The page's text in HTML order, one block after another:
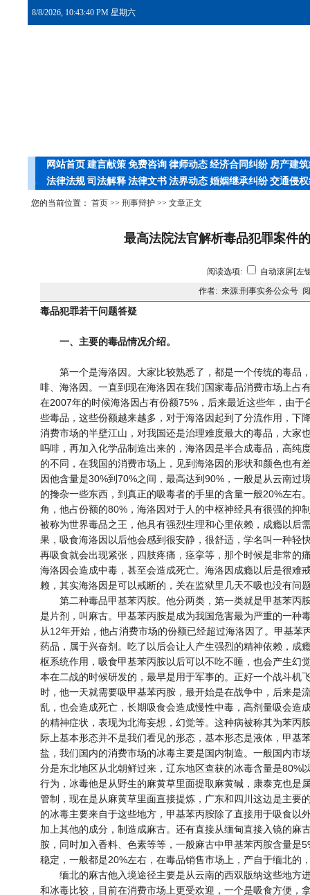
8/8/2026, 10:43:41 PM 星期六
网站首页 建言献策 免费咨询 律师动态 经济合同纠纷 房产建
法律法规 司法解释 法律文书 法界动态 婚姻继承纠纷 交通侵
您的当前位置： 首页 >> 刑事辩护 >> 文章正文
最高法院法官解析毒品犯罪案件
阅读选项:
自动滚屏[左
作者: 来源:刑事实务公众号
毒品犯罪若干问题答疑
一、主要的毒品情况介绍。
第一个是海洛因。大家比较熟悉了，都是一个传统的毒品
啡、海洛因。一直到现在海洛因在我们国家毒品消费市场上占
在2007年的时候海洛因占有份额75%，后来最近这些年，由
些毒品，这些份额越来越多，对于海洛因起到了分流作用，下
消费市场的半壁江山，对我国还是治理难度最大的毒品，大家
吗啡，再加入化学品制造出来的，海洛因是半合成毒品，高纯
的不同，在我国的消费市场上，见到海洛因的形状和颜色也有
因他含量是30%到70%之间，最高达到90%，一般是从云南过
的搀杂一些东西，到真正的吸毒者的手里的含量一般20%左右
角，他占份额的80%，海洛因对于人的中枢神经具有很强的抑
被称为世界毒品之王，他具有强烈生理和心里依赖，成瘾以后
果，吸食海洛因以后他会感到很安静，很舒适，学名叫一种轻
再吸食就会出现紧张，四肢疼痛，痉挛等，那个时候是非常的
海洛因会造成中毒，甚至会造成死亡。海洛因成瘾以后是很难
赖，其实海洛因是可以戒断的，关在监狱里几天不吸也没有问
第二种毒品甲基苯丙胺。他分两类，第一类就是甲基苯丙
是片剂，叫麻古。甲基苯丙胺是成为我国危害最为严重的一种
从12年开始，他占消费市场的份额已经超过海洛因了。甲基苯
药品，属于兴奋剂。吃了以后会让人产生强烈的精神依赖，成
枢系统作用，吸食甲基苯丙胺以后可以不吃不睡，也会产生幻
本在二战的时候研发的，最早是用于军事的。正好一个战斗机
时，他一天就需要吸甲基苯丙胺，最开始是在战争中，后来是
乱，也会造成死亡，长期吸食会造成慢性中毒，高剂量吸会造
的精神症状，表现为北海妄想，幻觉等。这种病被称其为苯丙
际上基本形态并不是我们看见的形态，基本形态是液体，甲基
盐，我们国内的消费市场的冰毒主要是国内制造。一般国内市
分是东北地区从北朝鲜过来，辽东地区查获的冰毒含量是80%
行为，冰毒他是从野生的麻黄草里面提取麻黄碱，康泰克也是
管制，现在是从麻黄草里面直接提炼，广东和四川这边是主要
的冰毒主要来自于这些地方，甲基苯丙胺除了直接用于吸食以
加上其他的成分，制造成麻古。还有直接从缅甸直接入镜的麻
胺，同时加入香料、色素等等，一般麻古中甲基苯丙胺含量是
稳定，一般都是20%左右，在毒品销售市场上，产自于缅北的
缅北的麻古他入境途径主要是从云南的西双版纳这些地方
和冰毒比较，目前在消费市场上更受欢迎，一个是吸食方便，